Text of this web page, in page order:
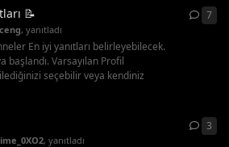
📝
,yanıtladı
En iyi yanıtları belirleyebilecek.
başlandı. Varsayılan Profil
seçebilir veya kendiniz
7
,yanıtladı
3